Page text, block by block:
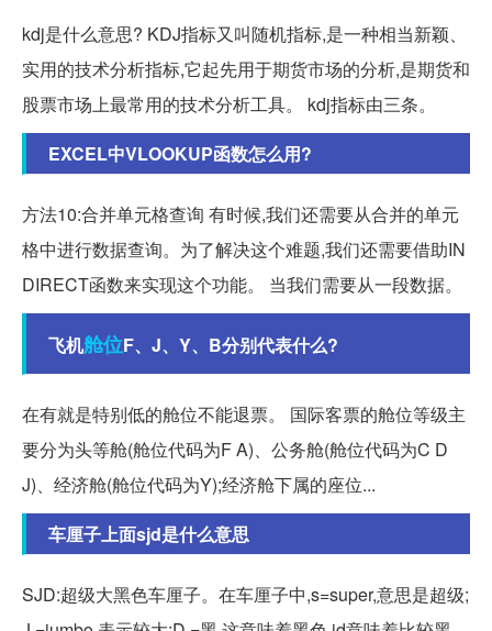
kdj是什么意思? KDJ指标又叫随机指标,是一种相当新颖、
实用的技术分析指标,它起先用于期货市场的分析,是期货和
股票市场上最常用的技术分析工具。 kdj指标由三条。
EXCEL中VLOOKUP函数怎么用?
方法10:合并单元格查询 有时候,我们还需要从合并的单元
格中进行数据查询。为了解决这个难题,我们还需要借助IN
DIRECT函数来实现这个功能。 当我们需要从一段数据。
飞机舱位F、J、Y、B分别代表什么?
在有就是特别低的舱位不能退票。 国际客票的舱位等级主
要分为头等舱(舱位代码为F A)、公务舱(舱位代码为C D
J)、经济舱(舱位代码为Y);经济舱下属的座位...
车厘子上面sjd是什么意思
SJD:超级大黑色车厘子。在车厘子中,s=super,意思是超级;